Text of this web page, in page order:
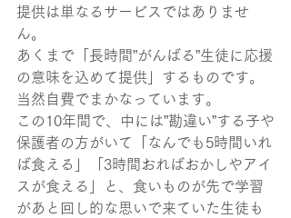
提供は単なるサービスではありませ
ん。
あくまで「長時間”がんばる”生徒に応援
の意味を込めて提供」するものです。
当然自費でまかなっています。
この10年間で、中には”勘違い”する子や
保護者の方がいて「なんでも5時間いれ
ば食える」「3時間おればおかしやアイ
スが食える」と、食いものが先で学習
があと回し的な思いで来ていた生徒も